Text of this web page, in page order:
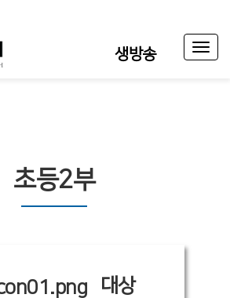
생방송
Toggle
초등2부
대상